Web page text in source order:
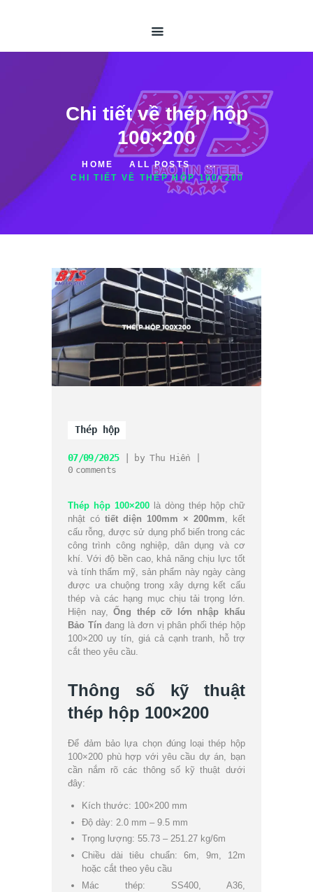
Chi tiết về thép hộp
100×200
HOME ALL POSTS
...
CHI TIẾT VỀ THÉP HỘP 100×200
ỐNG THÉP HÀN
ỐNG THÉP ĐÚC
THÉP HỘP
TIN TỨC
LIÊN HỆ
Thép hộp
07/09/2025 byThu Hiền
0 comments
Thép hộp 100×200 là dòng thép hộp chữ
nhật cótiết diện 100mm × 200mm , kết
cấu rỗng, được sử dụng phổ biến trong các
công trình công nghiệp, dân dụng và cơ
khí. Với độ bền cao, khả năng chịu lực tốt
và tính thẩm mỹ, sản phẩm này ngày càng
được ưa chuộng trong xây dựng kết cấu
thép và các hạng mục chịu tải trọng lớn.
Hiện nay,Ống thép cỡ lớn nhập khẩu
Bảo Tín đang là đơn vị phân phối thép hộp
100×200 uy tín, giá cả cạnh tranh, hỗ trợ
cắt theo yêu cầu.
Thông số kỹ thuật
thép hộp 100×200
Để đảm bảo lựa chọn đúng loại thép hộp
100×200 phù hợp với yêu cầu dự án, bạn
cần nắm rõ các thông số kỹ thuật dưới
đây:
Kích thước: 100×200 mm
Độ dày: 2.0 mm – 9.5 mm
Trọng lượng: 55.73 – 251.27 kg/6m
Chiều dài tiêu chuẩn: 6m, 9m, 12m
hoặc cắt theo yêu cầu
Mác thép: SS400, A36,